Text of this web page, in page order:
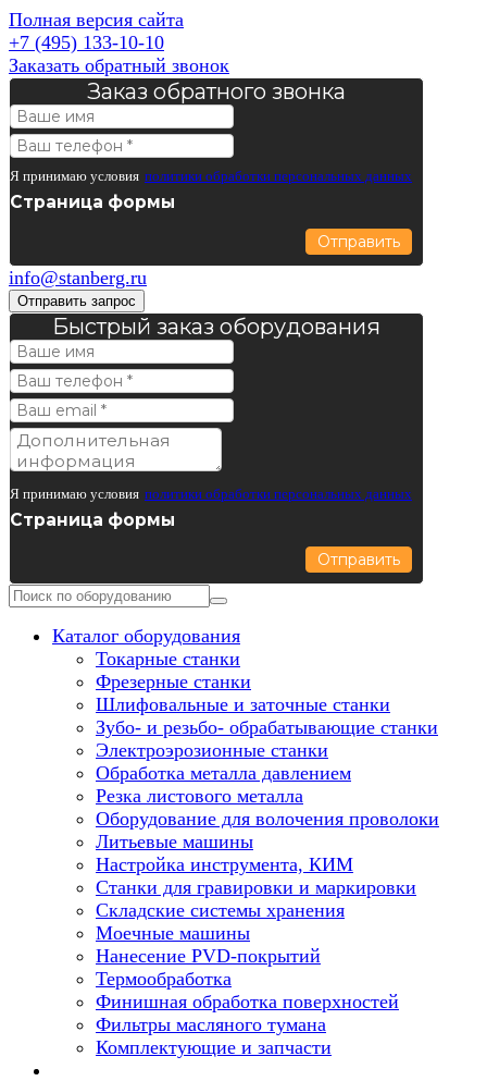
Полная версия сайта
+7 (495) 133-10-10
Заказать обратный звонок
Заказ обратного звонка
Я принимаю условия политики обработки персональных данных
Страница формы
Отправить
info@stanberg.ru
Отправить запрос
Быстрый заказ оборудования
Я принимаю условия политики обработки персональных данных
Страница формы
Отправить
Каталог оборудования
Токарные станки
Фрезерные станки
Шлифовальные и заточные станки
Зубо- и резьбо- обрабатывающие станки
Электроэрозионные станки
Обработка металла давлением
Резка листового металла
Оборудование для волочения проволоки
Литьевые машины
Настройка инструмента, КИМ
Станки для гравировки и маркировки
Складские системы хранения
Моечные машины
Нанесение PVD-покрытий
Термообработка
Финишная обработка поверхностей
Фильтры масляного тумана
Комплектующие и запчасти